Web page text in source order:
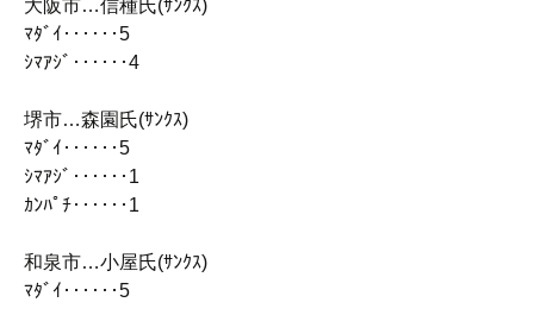
大阪市…信種氏(ｻﾝｸｽ)
ﾏﾀﾞｲ‥‥‥5
ｼﾏｱｼﾞ‥‥‥4
堺市…森園氏(ｻﾝｸｽ)
ﾏﾀﾞｲ‥‥‥5
ｼﾏｱｼﾞ‥‥‥1
ｶﾝﾊﾟﾁ‥‥‥1
和泉市…小屋氏(ｻﾝｸｽ)
ﾏﾀﾞｲ‥‥‥5